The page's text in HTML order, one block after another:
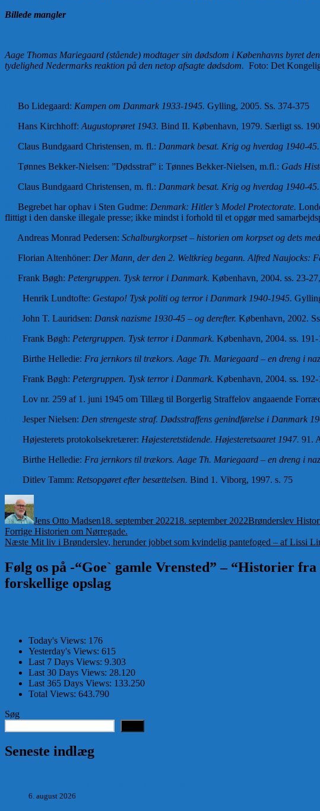
Billede mangler
Aage Thomas Mariegaard (stående) modtager sin dødsdom i Københavns byret
tydelighed Nedermarks reaktion på den netop afsagte dødsdom. Foto: Det
Bo Lidegaard: Kampen om Danmark 1933-1945. Gylling, 2005. Ss. 374-375
Hans Kirchhoff: Augustoprøret 1943. Bind II. København, 1979. Særligt ss.
Claus Bundgaard Christensen, m. fl.: Danmark besat. Krig og hverdag 1940-45.
Tønnes Bekker-Nielsen: ”Dødsstraf” i: Tønnes Bekker-Nielsen, m.fl.: Gads
Claus Bundgaard Christensen, m. fl.: Danmark besat. Krig og hverdag 1940-45.
Begrebet har ophav i Sten Gudme: Denmark: Hitler’s Model Protectorate.
flittigt i den danske illegale presse; ikke mindst i forhold til et opgør med
Andreas Monrad Pedersen: Schalburgkorpset – historien om korpset og dets
Florian Altenhöner: Der Mann, der den 2. Weltkrieg begann. Alfred Naujocks:
Frank Bøgh: Petergruppen. Tysk terror i Danmark. København, 2004. ss. 23-
Henrik Lundtofte: Gestapo! Tysk politi og terror i Danmark 1940-1945.
John T. Lauridsen: Dansk nazisme 1930-45 – og derefter. København, 2002.
Frank Bøgh: Petergruppen. Tysk terror i Danmark. København, 2004. ss.
Birthe Helledie: Fra jernkors til trækors. Aage Th. Mariegaard – en dreng i
Frank Bøgh: Petergruppen. Tysk terror i Danmark. København, 2004. ss.
Lov nr. 259 af 1. juni 1945 om Tillæg til Borgerlig Straffelov angaaende
Jesper Nielsen: Den strengeste straf. Dødsstraffens genindførelse i Danmark
Højesterets protokolsekretærer: Højesteretstidende. Højesteretsaaret 1947. 91.
Birthe Helledie: Fra jernkors til trækors. Aage Th. Mariegaard – en dreng i
Ditlev Tamm: Retsopgøret efter besættelsen. Bind 1. Viborg, 1997. s. 75
Jens Otto Madsen18. september 202218. september 2022Brønderslev
Indlægsnavigation
Forrige Forrige
indlæg:
Historien om Nørregade.
Næste Næste
Mit liv i Brønderslev, herunder jobbet som kvindelig pantefoged – af Lissi
Følg os på -“Goe` gamle Vrensted” – “Historier
forskellige opslag
Today's Views: 176
Yesterday's Views: 615
Last 7 Days Views: 9.303
Last 30 Days Views: 28.120
Last 365 Days Views: 133.250
Total Views: 643.790
Søg
Seneste indlæg
6. august 2026